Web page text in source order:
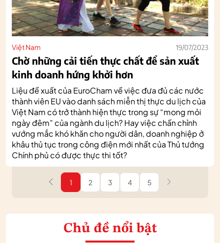
Việt Nam 19/07/2023
Chờ những cải tiến thực chất để sản xuất
kinh doanh hứng khởi hơn
Liệu đề xuất của EuroCham về việc đưa đủ các nước
thành viên EU vào danh sách miễn thị thực du lịch của
Việt Nam có trở thành hiện thực trong sự “mong mỏi
ngày đêm” của ngành du lịch? Hay việc chấn chỉnh
vướng mắc khó khăn cho người dân, doanh nghiệp ở
khâu thủ tục trong công điện mới nhất của Thủ tướng
Chính phủ có được thực thi tốt?
1 2 3 4 5
Chủ đề nổi bật